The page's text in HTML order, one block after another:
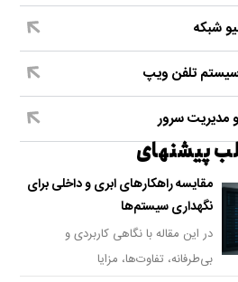
شبکه
سیستم تلفن ویپ
و مدیریت سرور
پیشنهای
مقایسه راهکارهای ابری و داخلی برای
نگهداری سیستم‌ها
در این مقاله با نگاهی کاربردی و
بی‌طرفانه، تفاوت‌ها، مزایا